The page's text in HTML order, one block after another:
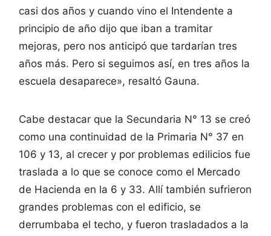
casi dos años y cuando vino el Intendente a
principio de año dijo que iban a tramitar
mejoras, pero nos anticipó que tardarían tres
años más. Pero si seguimos así, en tres años la
escuela desaparece», resaltó Gauna.
Cabe destacar que la Secundaria N° 13 se creó
como una continuidad de la Primaria N° 37 en
106 y 13, al crecer y por problemas edilicios fue
traslada a lo que se conoce como el Mercado
de Hacienda en la 6 y 33. Allí también sufrieron
grandes problemas con el edificio, se
derrumbaba el techo, y fueron trasladados a la